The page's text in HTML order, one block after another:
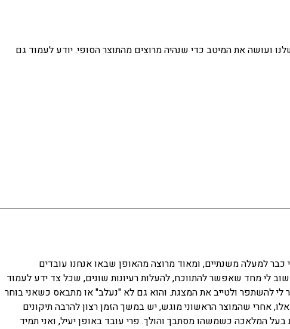
למיתוג שלנו ועושה את המיטב כדי שנהיה מרוצים מהתוצר הסופי. יודע לעמוד גם
כבר למעלה משנתיים, ומאוד מרוצה מהאופן שבאו אנחנו עובדים
לי מחד שאפשר להתווכח, להעלות רעיונות שונים, שכל צד ידע לעמוד
לי להשתפר ולטייב את המצגת. והוא גם לא "נעלב" או מתבאס כשאני בוחר
אחרי שהמוצר הראשוני מוגש, יש במשך הזמן רצון להרבה תיקונים
המלאכה כשמשהו מסתבך והולך. פרי עובד באופן יעיל, ואני תמיד